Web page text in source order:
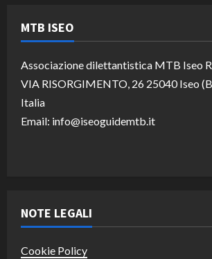
MTB ISEO
Associazione dilettantistica MTB Iseo
VIA RISORGIMENTO, 26 25040 Iseo
Italia
Email: info@iseoguidemtb.it
NOTE LEGALI
Cookie Policy